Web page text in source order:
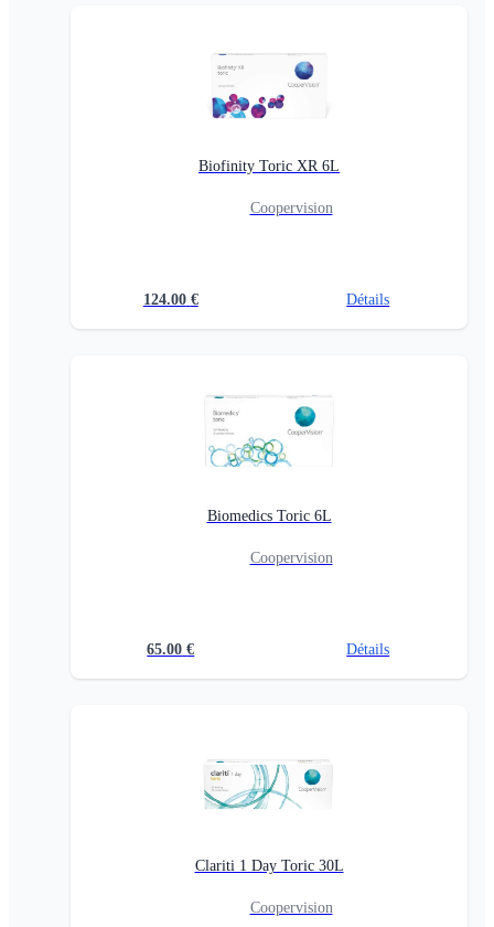
Biofinity Toric XR 6L
Coopervision
124.00 € Détails
Biomedics Toric 6L
Coopervision
65.00 € Détails
Clariti 1 Day Toric 30L
Coopervision